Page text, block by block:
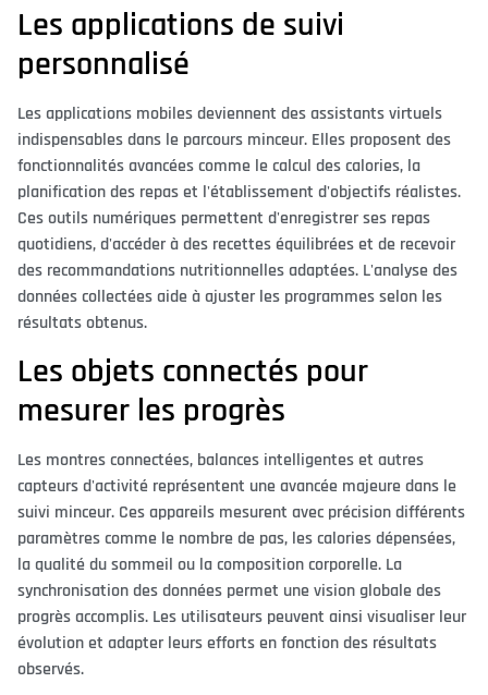
Les applications de suivi
personnalisé
Les applications mobiles deviennent des assistants virtuels
indispensables dans le parcours minceur. Elles proposent des
fonctionnalités avancées comme le calcul des calories, la
planification des repas et l'établissement d'objectifs réalistes.
Ces outils numériques permettent d'enregistrer ses repas
quotidiens, d'accéder à des recettes équilibrées et de recevoir
des recommandations nutritionnelles adaptées. L'analyse des
données collectées aide à ajuster les programmes selon les
résultats obtenus.
Les objets connectés pour
mesurer les progrès
Les montres connectées, balances intelligentes et autres
capteurs d'activité représentent une avancée majeure dans le
suivi minceur. Ces appareils mesurent avec précision différents
paramètres comme le nombre de pas, les calories dépensées,
la qualité du sommeil ou la composition corporelle. La
synchronisation des données permet une vision globale des
progrès accomplis. Les utilisateurs peuvent ainsi visualiser leur
évolution et adapter leurs efforts en fonction des résultats
observés.